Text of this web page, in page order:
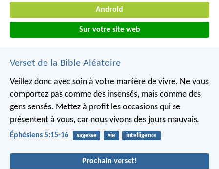
Android
Sur votre site web
Verset de la Bible Aléatoire
Veillez donc avec soin à votre manière de vivre. Ne vous
comportez pas comme des insensés, mais comme des
gens sensés. Mettez à profit les occasions qui se
présentent à vous, car nous vivons des jours mauvais.
Éphésiens 5:15-16 sagesse vie intelligence
Prochain verset!